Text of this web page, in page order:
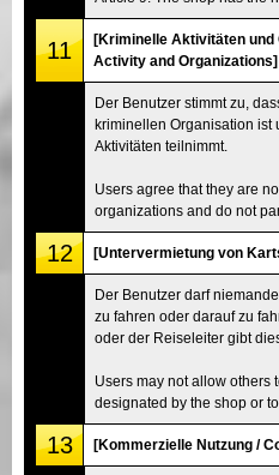
11
[Kriminelle Aktivitäten und
Activity and Organizations]
Der Benutzer stimmt zu,
kriminellen Organisation ist
Aktivitäten teilnimmt.
Users agree that they are
organizations and do not
12 [Untervermietung von
Der Benutzer darf
zu fahren oder darauf zu
oder der Reiseleiter gibt
Users may not allow others
designated by the shop or
13 [Kommerzielle Nutzung /